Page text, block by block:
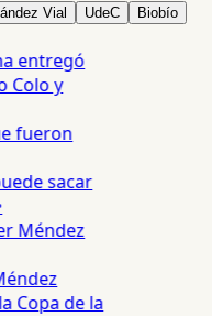
Vial UdeC Biobío
entregó
Colo y
fueron
sacar
Méndez
Copa de la